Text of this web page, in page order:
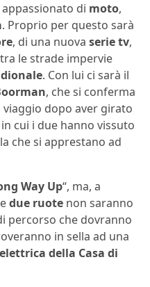
di moto,
. Proprio per questo sarà
, di una nuova serie tv,
le strade impervie
. Con lui ci sarà il
, che si conferma
dopo aver girato
in cui i due hanno vissuto
che si apprestano ad
Way Up“, ma, a
due ruote non saranno
percorso che dovranno
in sella ad una
elettrica della Casa di